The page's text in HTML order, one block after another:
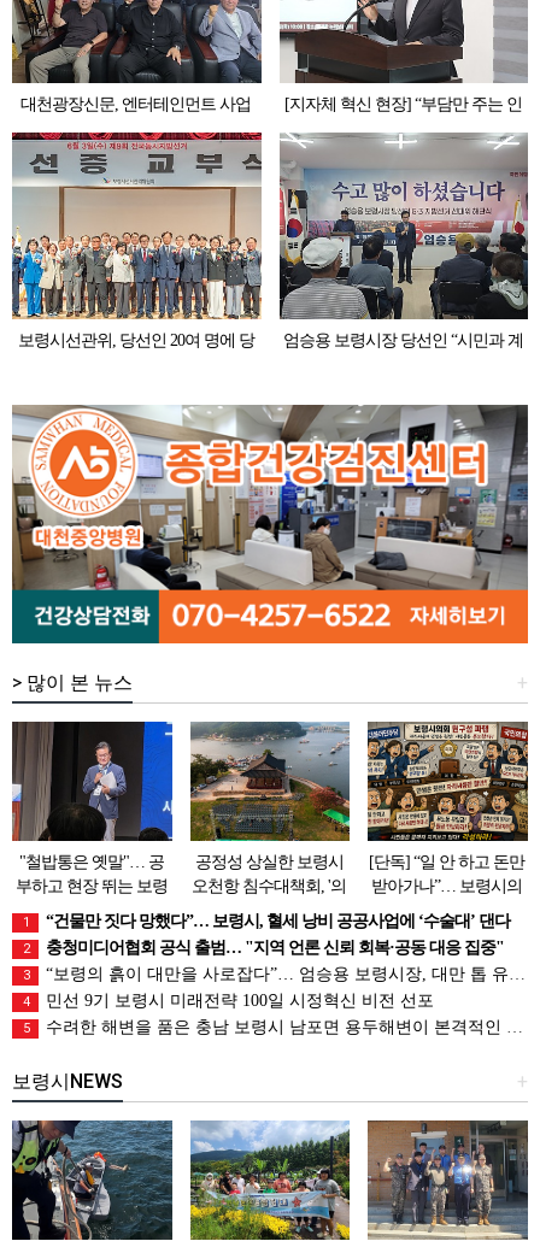
대천광장신문, 엔터테인먼트 사업
본격화 논의…김준호 본부장 임명식
개최
[지자체 혁신 현장] “부담만 주는 인
수위 대신 실무 TF”… 엄승용 보령시
장 당선인의 ‘실용주의 파격’
보령시선관위, 당선인 20여 명에 당
엄승용 보령시장 당선인 “시민과 계
+
> 많이 본 뉴스
"철밥통은 옛말"… 공
부하고 현장 뛰는 보령
시 공무원들
공정성 상실한 보령시
오천항 침수대책회, '의
원 개인 무대' 전락 논란
[단독] “일 안 하고 돈만
받아가나”… 보령시의
회 ‘원구성 파행’에 분
노한 시민들 “시의원들,
월급 반납하라” 일침
1 “건물만 짓다 망했다”… 보령시, 혈세 낭비 공공사업에 ‘수술대’ 댄다
2 충청미디어협회 공식 출범… "지역 언론 신뢰 회복·공동 대응 집중"
3 “보령의 흙이 대만을 사로잡다”… 엄승용 보령시장, 대만 톱 유튜버들과 머드 외교
4 민선 9기 보령시 미래전략 100일 시정혁신 비전 선포
5 수려한 해변을 품은 충남 보령시 남포면 용두해변이 본격적인 피서객 맞이에 나섰다.
+
보령시NEWS